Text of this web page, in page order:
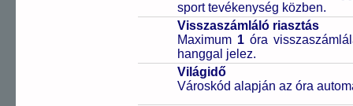
sport tevékenység közben.
Visszaszámláló riasztás
Maximum 1 óra
hanggal jelez.
Világidő
Városkód alapján az óra